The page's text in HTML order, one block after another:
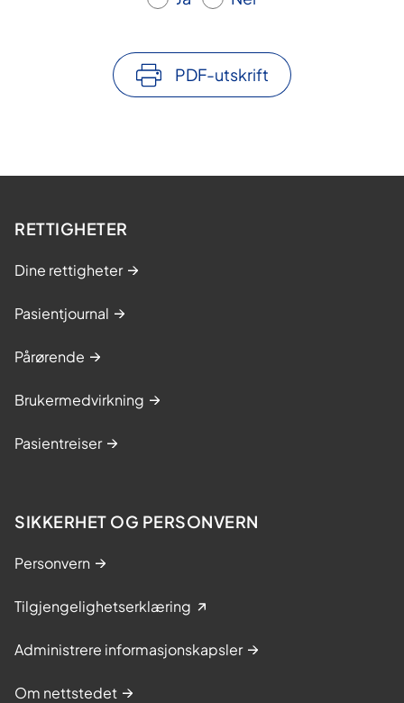
PDF-utskrift
RETTIGHETER
Dine rettigheter
Pasientjournal
Pårørende
Brukermedvirkning
Pasientreiser
SIKKERHET OG PERSONVERN
Personvern
Tilgjengelighetserklæring
Administrere informasjonskapsler
Om nettstedet